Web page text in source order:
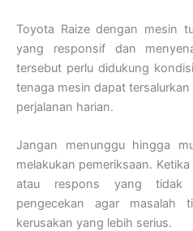
Toyota Raize dengan mesin
yang responsif dan
tersebut perlu didukung
tenaga mesin dapat
perjalanan harian.
Jangan menunggu hingga
melakukan pemeriksaan.
atau respons yang tidak
pengecekan agar masalah
kerusakan yang lebih serius.